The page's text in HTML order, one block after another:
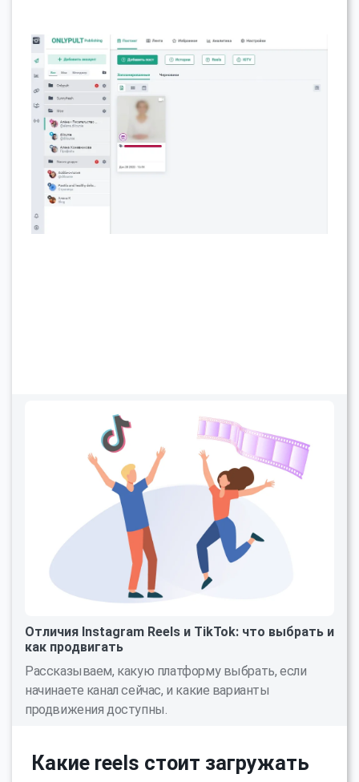
Отличия Instagram Reels и TikTok: что выбрать и
как продвигать
Рассказываем, какую платформу выбрать, если
начинаете канал сейчас, и какие варианты
продвижения доступны.
Какие reels стоит загружать